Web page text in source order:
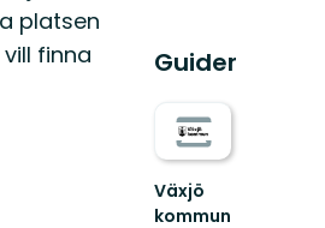
platsen
finna
Guider
Växjö
kommun